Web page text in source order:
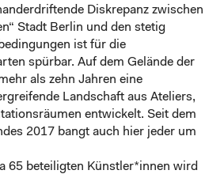
Diskrepanz zwischen
Stadt Berlin und den stetig
ist für die
spürbar. Auf dem Gelände der
als zehn Jahren eine
Landschaft aus Ateliers,
entwickelt. Seit dem
2017 bangt auch hier jeder um
65 beteiligten Künstler*innen wird